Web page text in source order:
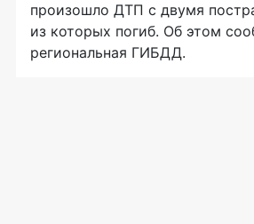
произошло ДТП с двумя
из которых погиб. Об этом
региональная ГИБДД.